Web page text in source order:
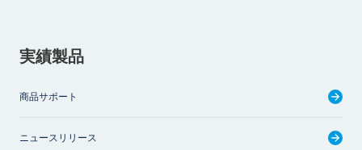
実績製品
商品サポート
ニュースリリース